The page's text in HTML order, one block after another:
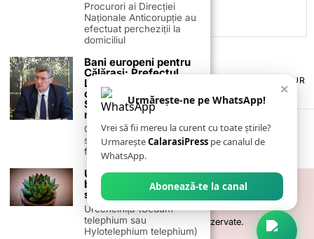
TERMENI ȘI CONDIȚII
POLITICA DE ANULARE & RETUR
PUBLICITATE ONLINE & TIPĂRITĂ
CONTACT
ZIARUL ANUNȚUL CĂLĂRĂȘEAN
2026- Toate drepturile sunt rezervate.
×
Urmărește-ne pe WhatsApp!
Vrei să fii mereu la curent cu toate știrile?
UrmareșteCalarasiPress pe canalul de
WhatsApp.
Abonează-te la canal
Procurori ai Direcției
Naționale Anticorupție au
efectuat percheziții la
domiciliul
Bani europeni pentru
Călărași: Prefectul
Laurențiu State anunță
colaborarea cu ADR
Sud-Muntenia pentru
noi finanțări
Călărașul se pregătește
să intre pe harta
finanțărilor europene, cu
Urechelnița și
beneficiile sale pentru
sănătate
Urechelnița (Sedum
telephium sau
Hylotelephium telephium)